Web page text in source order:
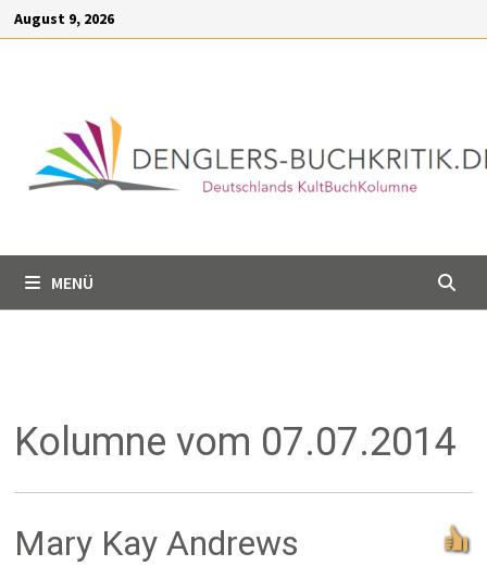
springen
Zum
Inhalt
August 9, 2026
MENÜ
Kolumne vom 07.07.2014
Mary Kay Andrews